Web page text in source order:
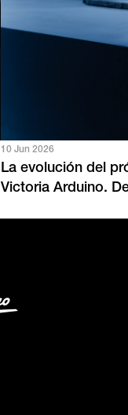
10 Jun 2026
La evolución del
Victoria Arduino.